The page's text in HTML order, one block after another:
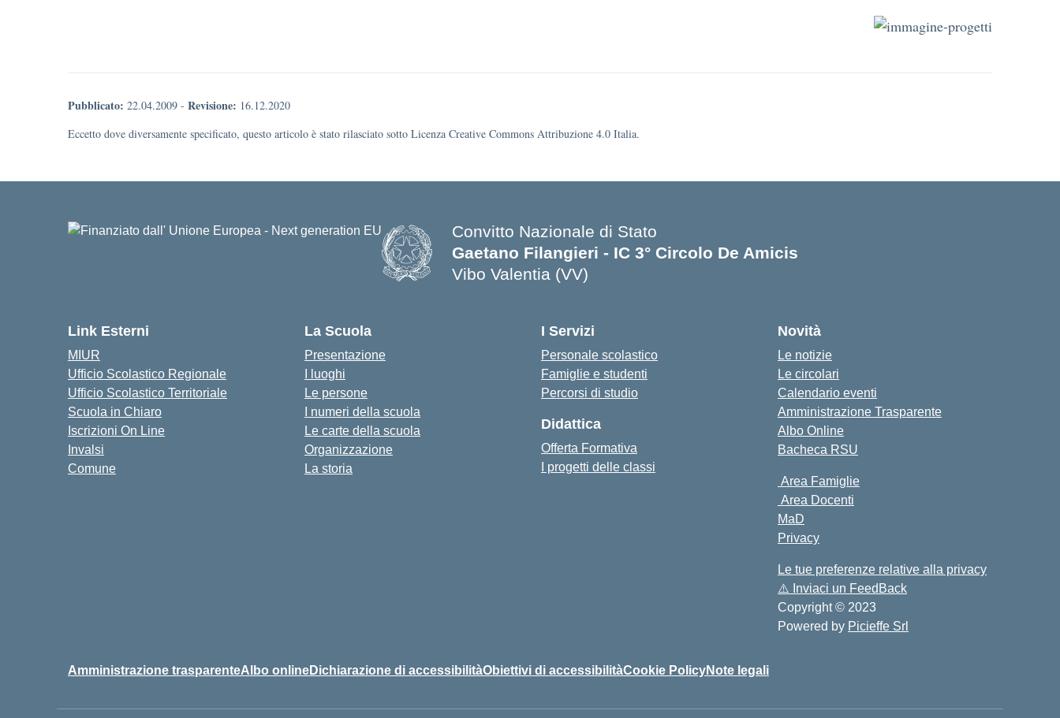
Pubblicato: 22.04.2009 - Revisione: 16.12.2020
Eccetto dove diversamente specificato, questo articolo è stato rilasciato sotto Licenza Creative Commons Attribuzione 4.0 Italia.
Convitto Nazionale di Stato
Gaetano Filangieri - IC 3° Circolo De Amicis
Vibo Valentia (VV)
Link Esterni
MIUR
Ufficio Scolastico Regionale
Ufficio Scolastico Territoriale
Scuola in Chiaro
Iscrizioni On Line
Invalsi
Comune
La Scuola
Presentazione
I luoghi
Le persone
I numeri della scuola
Le carte della scuola
Organizzazione
La storia
I Servizi
Personale scolastico
Famiglie e studenti
Percorsi di studio
Didattica
Offerta Formativa
I progetti delle classi
Novità
Le notizie
Le circolari
Calendario eventi
Amministrazione Trasparente
Albo Online
Bacheca RSU
Area Famiglie
Area Docenti
MaD
Privacy
Le tue preferenze relative alla privacy
⚠️ Inviaci un FeedBack
Copyright © 2023
Powered by Picieffe Srl
Amministrazione trasparenteAlbo onlineDichiarazione di accessibilitàObiettivi di accessibilitàCookie PolicyNote legali